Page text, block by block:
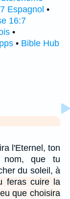
Espagnol •
16:7
•
• Bible Hub
l'Eternel, ton
que tu
du soleil, à
feras cuire la
que choisira